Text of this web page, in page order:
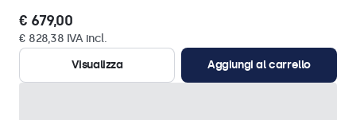
€ 679,00
€ 828,38 IVA incl.
Visualizza
Aggiungi al carrello